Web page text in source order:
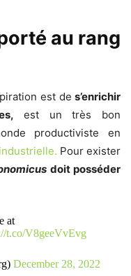
au rang
est de s’enrichir
est un très bon
productiviste en
Pour exister
doit posséder
at
t.co/V8geeVvEvg
December 28, 2022